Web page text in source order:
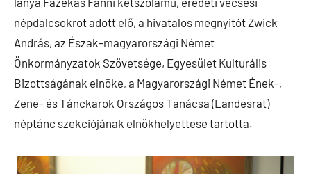
népdalcsokrot adott elő, a hivatalos megnyitót Zwick
András, az Észak-magyarországi Német
Önkormányzatok Szövetsége, Egyesület Kulturális
Bizottságának elnöke, a Magyarországi Német Ének-,
Zene- és Tánckarok Országos Tanácsa (Landesrat)
néptánc szekciójának elnökhelyettese tartotta.